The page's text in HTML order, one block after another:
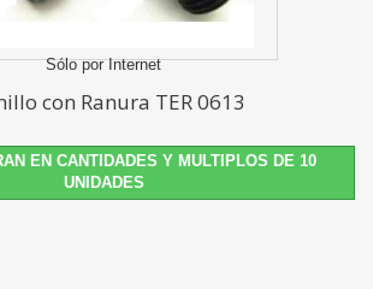
Sólo por Internet
con Ranura TER 0613
EN CANTIDADES Y MULTIPLOS DE 10
UNIDADES